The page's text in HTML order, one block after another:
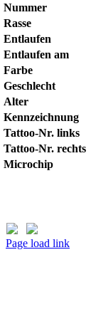
Nummer
Rasse
Entlaufen
Entlaufen am
Farbe
Geschlecht
Alter
Kennzeichnung
Tattoo-Nr. links
Tattoo-Nr. rechts
Microchip
Page load link